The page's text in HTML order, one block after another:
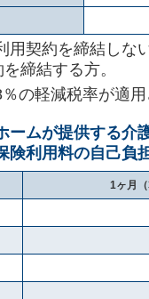
契約を締結しな
締結する方。
の軽減税率が適
ームが提供する介
険利用料の自己負
1ヶ月